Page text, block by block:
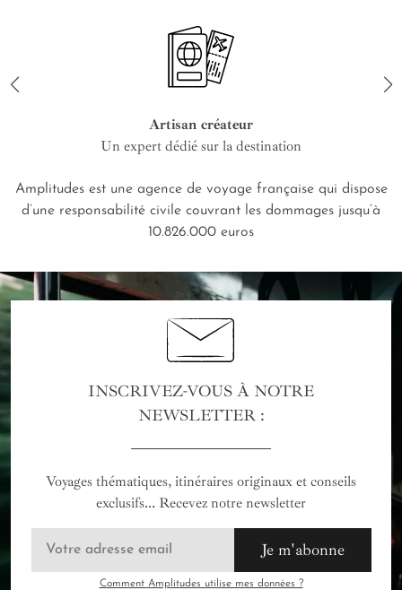
Artisan créateur
Un expert dédié sur la destination
Amplitudes est une agence de voyage française qui dispose
d’une responsabilité civile couvrant les dommages jusqu’à
10.826.000 euros
INSCRIVEZ-VOUS À NOTRE
NEWSLETTER :
Voyages thématiques, itinéraires originaux et conseils
exclusifs... Recevez notre newsletter
Je m'abonne
Comment Amplitudes utilise mes données ?